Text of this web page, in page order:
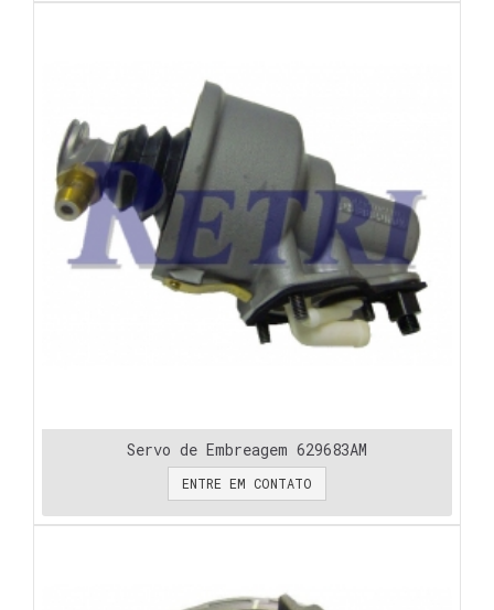
Servo de Embreagem 629683AM
ENTRE EM CONTATO